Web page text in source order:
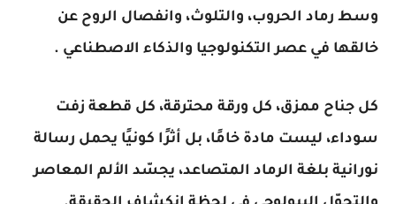
وسط رماد الحروب، والتلوث، وانفصال الروح عن
خالقها في عصر التكنولوجيا والذكاء الاصطناعي .
كل جناح ممزق، كل ورقة محترقة، كل قطعة زفت
سوداء، ليست مادة خامًا، بل أثرًا كونيًا يحمل رسالة
نورانية بلغة الرماد المتصاعد، يجسّد الألم المعاصر